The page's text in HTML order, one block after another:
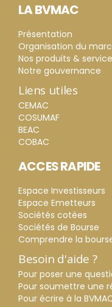
LA BVMAC
Présentation
Organisation du
Nos produits &
Notre gouvernance
Liens utiles
CEMAC
COSUMAF
BEAC
COBAC
ACCES RAPIDE
Espace Investisseurs
Espace Emetteurs
Sociétés cotées
Sociétés de Bourse
Comprendre la
Besoin d'aide ?
Pour poser une
Pour soumettre une
Pour écrire à la